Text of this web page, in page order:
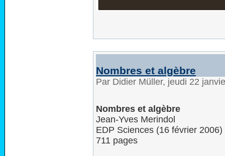
Nombres et algèbre
Par Didier Müller, jeudi 22
Nombres et algèbre
Jean-Yves Merindol
EDP Sciences (16 février 2006)
711 pages